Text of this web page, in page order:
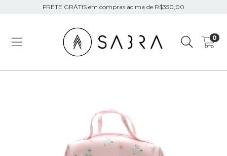
FRETE GRÁTIS em compras acima de R$350,00
0